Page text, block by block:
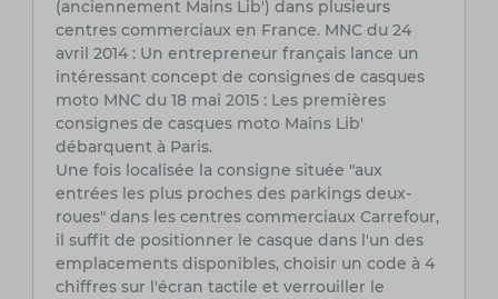
(anciennement Mains Lib') dans plusieurs
centres commerciaux en France. MNC du 24
avril 2014 : Un entrepreneur français lance un
intéressant concept de consignes de casques
moto MNC du 18 mai 2015 : Les premières
consignes de casques moto Mains Lib'
débarquent à Paris.
Une fois localisée la consigne située "aux
entrées les plus proches des parkings deux-
roues" dans les centres commerciaux Carrefour,
il suffit de positionner le casque dans l'un des
emplacements disponibles, choisir un code à 4
chiffres sur l'écran tactile et verrouiller le